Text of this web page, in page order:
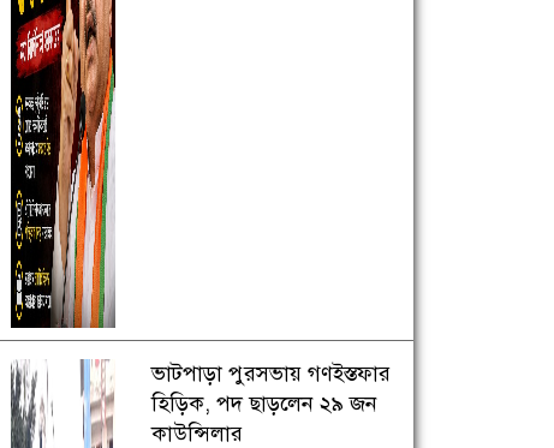
ভাটপাড়া পুরসভায় গণইস্তফার
হিড়িক, পদ ছাড়লেন ২৯ জন
কাউন্সিলার